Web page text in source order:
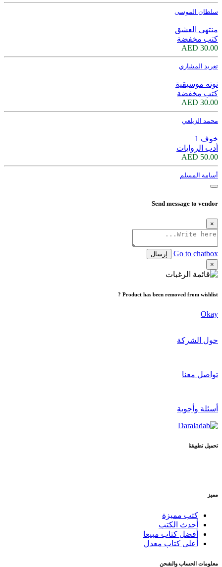
سلطان الموسى
منتهى العشق
كتب مخفضة
30.00 AED
تغريد المشاري
نوته موسيقية
كتب مخفضة
30.00 AED
محمد الزيلعي
خوف 1
أدب الروايات
50.00 AED
أسامة المسلم
Send message to vendor
×
Go to chatbox
إرسال
×
Product has been removed from wishlist ?
Okay
حول الشركة
تواصل معنا
أسئلة وأجوبة
تحميل تطبيقنا
مميز
كتب مميزة
أحدث الكتب
أفضل كتاب مبيعا
أعلى كتاب معدل
معلومات الحساب والشحن